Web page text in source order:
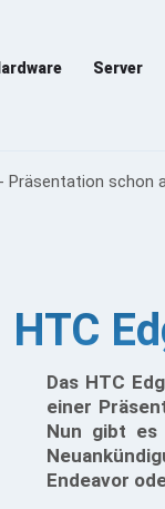
Server
Präsentation schon
HTC
Das HTC
einer
Nun gibt es
Endeavor